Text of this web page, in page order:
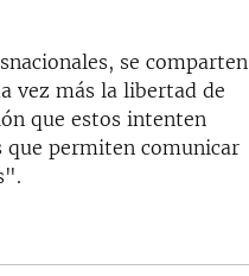
se comparten
vez más la libertad de
que estos intenten
que permiten comunicar